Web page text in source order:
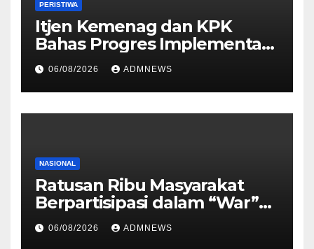
PERISTIWA
Itjen Kemenag dan KPK
Bahas Progres Implementasi
Tiga Aksi Stranas
Pencegahan Korupsi
06/08/2026 ADMNEWS
NASIONAL
Ratusan Ribu Masyarakat
Berpartisipasi dalam “War”
Undangan Upacara HUT ke-
81 Kemerdekaan RI
06/08/2026 ADMNEWS